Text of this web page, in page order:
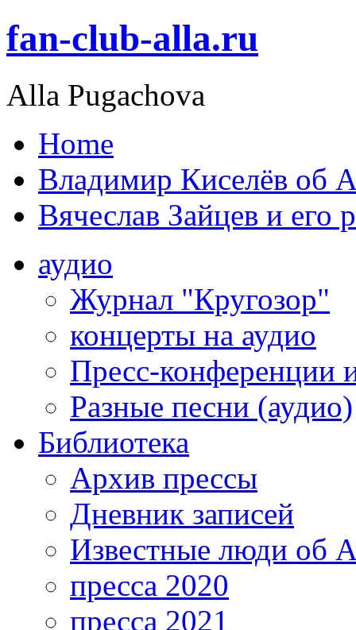
fan-club-alla.ru
Alla Pugachova
Home
Владимир Киселёв об
Вячеслав Зайцев и его
аудио
Журнал "Кругозор"
концерты на аудио
Пресс-конференции
Разные песни (аудио)
Библиотека
Архив прессы
Дневник записей
Известные люди об
пресса 2020
пресса 2021